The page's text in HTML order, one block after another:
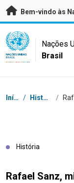
Saltar para conteúdo
Bem-vindo às
UN Logo
NAÇÕES UNIDAS
BRASIL
Nações
Brasil
Navegação
Início / Histórias /
História
Rafael Sanz,